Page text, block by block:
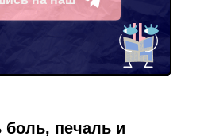
печаль и